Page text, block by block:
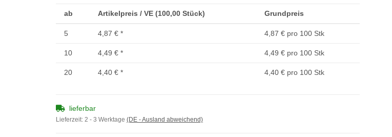
ab Artikelpreis / VE (100,00 Stück) Grundpreis
5 4,87 € * 4,87 € pro 100 Stk
10 4,49 € * 4,49 € pro 100 Stk
20 4,40 € * 4,40 € pro 100 Stk
lieferbar
Lieferzeit: 2 - 3 Werktage (DE - Ausland abweichend)